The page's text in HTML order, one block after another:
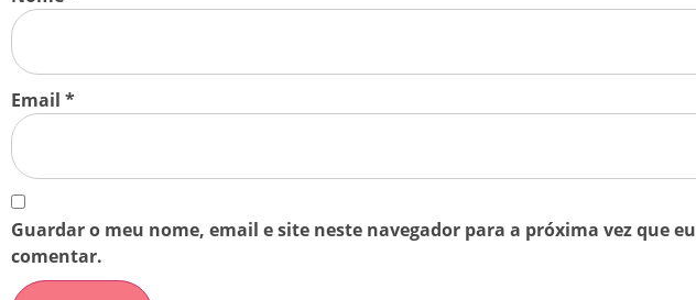
Email *
Guardar o meu nome, email e site neste navegador para a próxima vez que eu
comentar.